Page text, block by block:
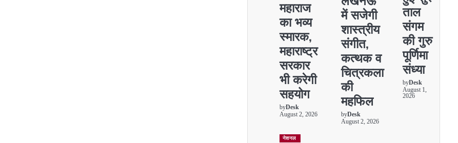
महाराज
का भव्य
स्मारक,
महाराष्ट्र
सरकार
भी करेगी
सहयोग
byDesk
August 2, 2026
में सजेगी
शास्त्रीय
संगीत,
कत्थक व
चित्रकला
की
महफिल
byDesk
August 2, 2026
ताल
संगम
की गुरु
पूर्णिमा
संध्या
byDesk
August 1,
2026
नेशनल